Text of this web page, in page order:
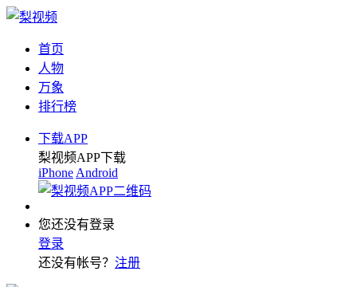
首页
人物
万象
排行榜
下载APP
梨视频APP下载
iPhone Android
您还没有登录
登录
还没有帐号？ 注册